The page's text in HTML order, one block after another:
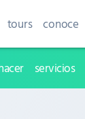
tours conoce
servicios